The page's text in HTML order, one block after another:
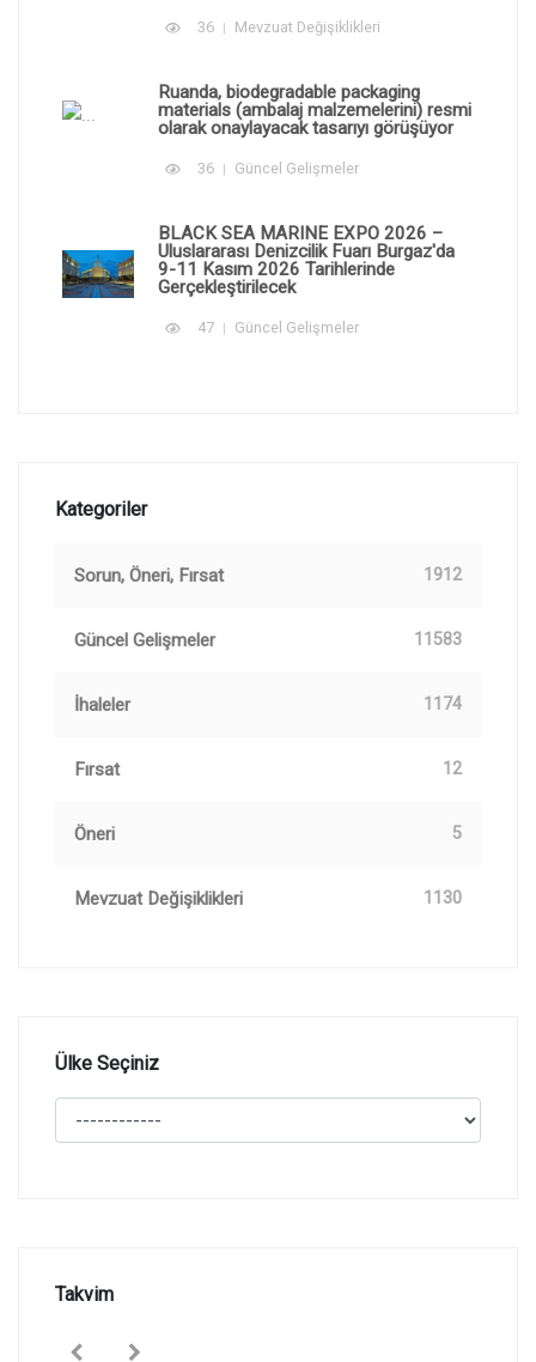
36 Mevzuat Değişiklikleri
Ruanda, biodegradable packaging
materials (ambalaj malzemelerini) resmi
olarak onaylayacak tasarıyı görüşüyor
36 Güncel Gelişmeler
BLACK SEA MARINE EXPO 2026 –
Uluslararası Denizcilik Fuarı Burgaz'da
9-11 Kasım 2026 Tarihlerinde
Gerçekleştirilecek
47 Güncel Gelişmeler
Kategoriler
Sorun, Öneri, Fırsat 1912
Güncel Gelişmeler 11583
İhaleler 1174
Fırsat 12
Öneri 5
Mevzuat Değişiklikleri 1130
Ülke Seçiniz
Takvim